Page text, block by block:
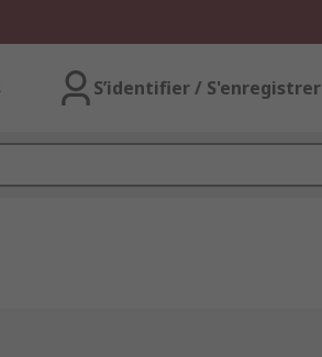
S’identifier / S'enregistrer